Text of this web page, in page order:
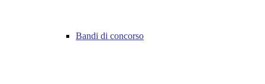
Bandi di concorso